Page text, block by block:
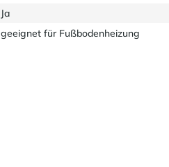
Ja
geeignet für Fußbodenheizung